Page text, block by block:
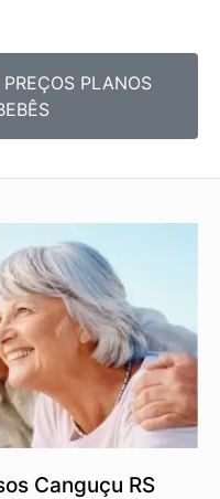
PREÇOS PLANOS
Canguçu RS